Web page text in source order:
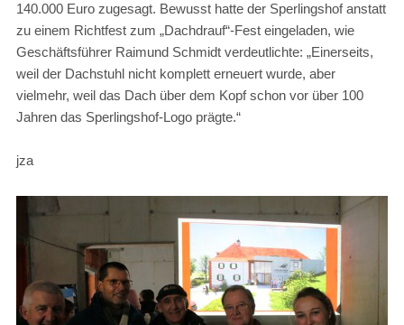
140.000 Euro zugesagt. Bewusst hatte der Sperlingshof anstatt
zu einem Richtfest zum „Dachdrauf“-Fest eingeladen, wie
Geschäftsführer Raimund Schmidt verdeutlichte: „Einerseits,
weil der Dachstuhl nicht komplett erneuert wurde, aber
vielmehr, weil das Dach über dem Kopf schon vor über 100
Jahren das Sperlingshof-Logo prägte.“
jza